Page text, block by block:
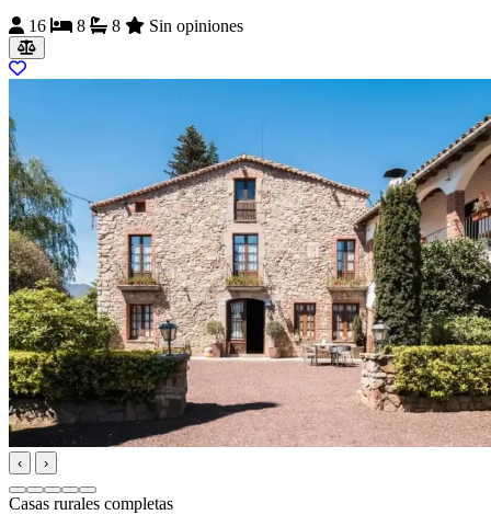
16
8 8 Sin opiniones
‹ ›
Casas rurales completas